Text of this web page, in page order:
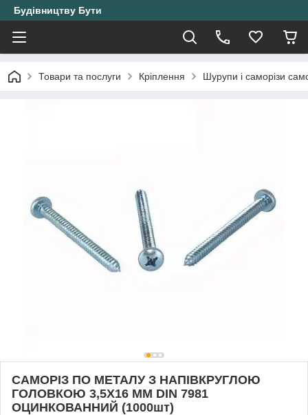
Будівництву Бути
Товари та послуги Кріплення Шурупи і саморізи
САМОРІЗ ПО МЕТАЛУ З НАПІВКРУГЛОЮ
ГОЛОВКОЮ 3,5Х16 ММ DIN 7981
ОЦИНКОВАННИЙ (1000шт)